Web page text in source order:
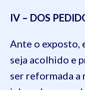
IV – DOS
Ante o exposto,
seja acolhido e
ser reformada a